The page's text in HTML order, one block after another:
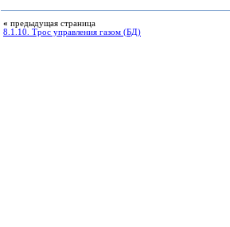
« предыдущая страница
8.1.10. Трос управления газом (БД)